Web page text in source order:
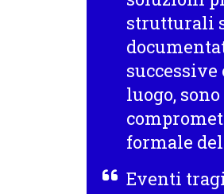
strutturali
luogo,
formale
Eventi